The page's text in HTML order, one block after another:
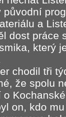
původní
a
dost práce
který
chodil tři
že spolu
o
on, kdo